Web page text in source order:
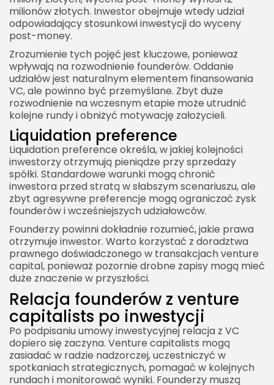
milionów złotych. Inwestor obejmuje wtedy udział
odpowiadający stosunkowi inwestycji do wyceny
post-money.
Zrozumienie tych pojęć jest kluczowe, ponieważ
wpływają na rozwodnienie founderów. Oddanie
udziałów jest naturalnym elementem finansowania
VC, ale powinno być przemyślane. Zbyt duże
rozwodnienie na wczesnym etapie może utrudnić
kolejne rundy i obniżyć motywację założycieli.
Liquidation preference
Liquidation preference określa, w jakiej kolejności
inwestorzy otrzymują pieniądze przy sprzedaży
spółki. Standardowe warunki mogą chronić
inwestora przed stratą w słabszym scenariuszu, ale
zbyt agresywne preferencje mogą ograniczać zysk
founderów i wcześniejszych udziałowców.
Founderzy powinni dokładnie rozumieć, jakie prawa
otrzymuje inwestor. Warto korzystać z doradztwa
prawnego doświadczonego w transakcjach venture
capital, ponieważ pozornie drobne zapisy mogą mieć
duże znaczenie w przyszłości.
Relacja founderów z venture
capitalists po inwestycji
Po podpisaniu umowy inwestycyjnej relacja z VC
dopiero się zaczyna. Venture capitalists mogą
zasiadać w radzie nadzorczej, uczestniczyć w
spotkaniach strategicznych, pomagać w kolejnych
rundach i monitorować wyniki. Founderzy muszą